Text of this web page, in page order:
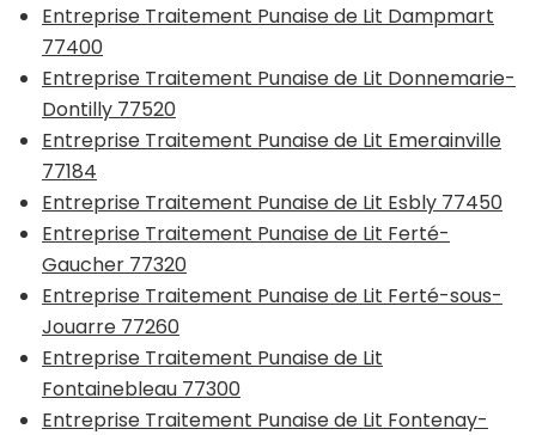
Entreprise Traitement Punaise de Lit Dampmart
77400
Entreprise Traitement Punaise de Lit Donnemarie-
Dontilly 77520
Entreprise Traitement Punaise de Lit Emerainville
77184
Entreprise Traitement Punaise de Lit Esbly 77450
Entreprise Traitement Punaise de Lit Ferté-
Gaucher 77320
Entreprise Traitement Punaise de Lit Ferté-sous-
Jouarre 77260
Entreprise Traitement Punaise de Lit
Fontainebleau 77300
Entreprise Traitement Punaise de Lit Fontenay-